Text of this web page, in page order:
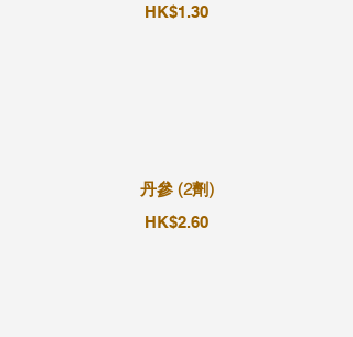
HK$1.30
丹參 (2劑)
HK$2.60